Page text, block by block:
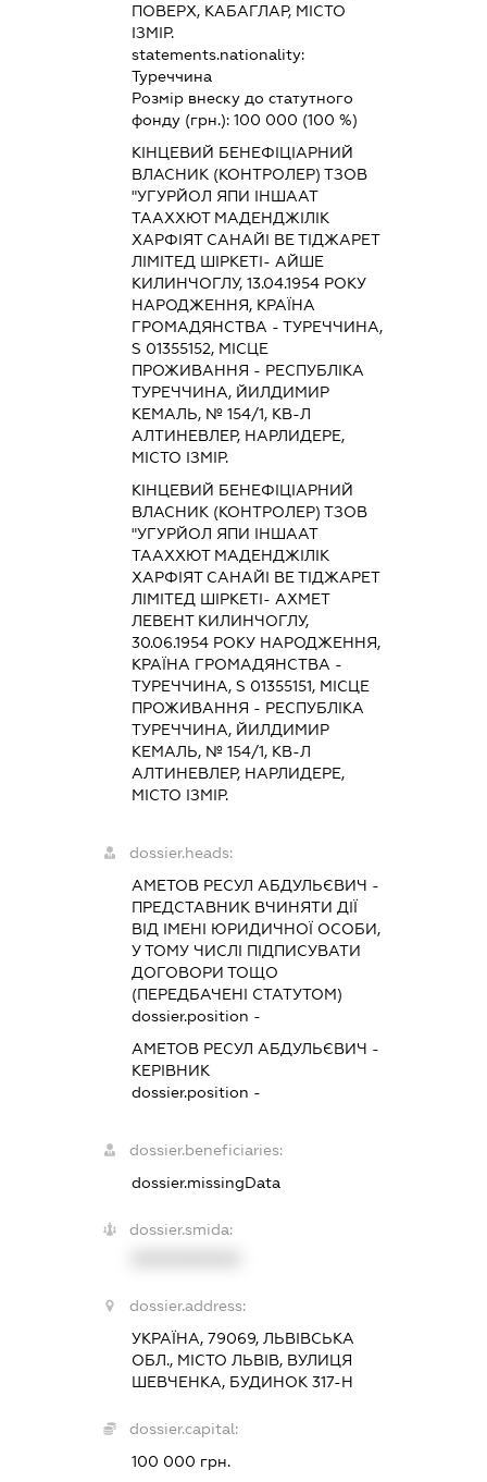
ПОВЕРХ, КАБАГЛАР, МІСТО
ІЗМІР.
statements.nationality:
Туреччина
Розмір внеску до статутного
фонду (грн.): 100 000 (100 %)
КІНЦЕВИЙ БЕНЕФІЦІАРНИЙ
ВЛАСНИК (КОНТРОЛЕР) ТЗОВ
"УГУРЙОЛ ЯПИ ІНШААТ
ТААХХЮТ МАДЕНДЖІЛІК
ХАРФІЯТ САНАЙІ ВЕ ТІДЖАРЕТ
ЛІМІТЕД ШІРКЕТІ- АЙШЕ
КИЛИНЧОГЛУ, 13.04.1954 РОКУ
НАРОДЖЕННЯ, КРАЇНА
ГРОМАДЯНСТВА - ТУРЕЧЧИНА,
S 01355152, МІСЦЕ
ПРОЖИВАННЯ - РЕСПУБЛІКА
ТУРЕЧЧИНА, ЙИЛДИМИР
КЕМАЛЬ, № 154/1, КВ-Л
АЛТИНЕВЛЕР, НАРЛИДЕРЕ,
МІСТО ІЗМІР.
КІНЦЕВИЙ БЕНЕФІЦІАРНИЙ
ВЛАСНИК (КОНТРОЛЕР) ТЗОВ
"УГУРЙОЛ ЯПИ ІНШААТ
ТААХХЮТ МАДЕНДЖІЛІК
ХАРФІЯТ САНАЙІ ВЕ ТІДЖАРЕТ
ЛІМІТЕД ШІРКЕТІ- АХМЕТ
ЛЕВЕНТ КИЛИНЧОГЛУ,
30.06.1954 РОКУ НАРОДЖЕННЯ,
КРАЇНА ГРОМАДЯНСТВА -
ТУРЕЧЧИНА, S 01355151, МІСЦЕ
ПРОЖИВАННЯ - РЕСПУБЛІКА
ТУРЕЧЧИНА, ЙИЛДИМИР
КЕМАЛЬ, № 154/1, КВ-Л
АЛТИНЕВЛЕР, НАРЛИДЕРЕ,
МІСТО ІЗМІР.
dossier.heads:
АМЕТОВ РЕСУЛ АБДУЛЬЄВИЧ -
ПРЕДСТАВНИК ВЧИНЯТИ ДІЇ
ВІД ІМЕНІ ЮРИДИЧНОЇ ОСОБИ,
У ТОМУ ЧИСЛІ ПІДПИСУВАТИ
ДОГОВОРИ ТОЩО
(ПЕРЕДБАЧЕНІ СТАТУТОМ)
dossier.position -
АМЕТОВ РЕСУЛ АБДУЛЬЄВИЧ -
КЕРІВНИК
dossier.position -
dossier.beneficiaries:
dossier.missingData
dossier.smida:
dossier.address:
УКРАЇНА, 79069, ЛЬВІВСЬКА
ОБЛ., МІСТО ЛЬВІВ, ВУЛИЦЯ
ШЕВЧЕНКА, БУДИНОК 317-Н
dossier.capital:
100 000 грн.